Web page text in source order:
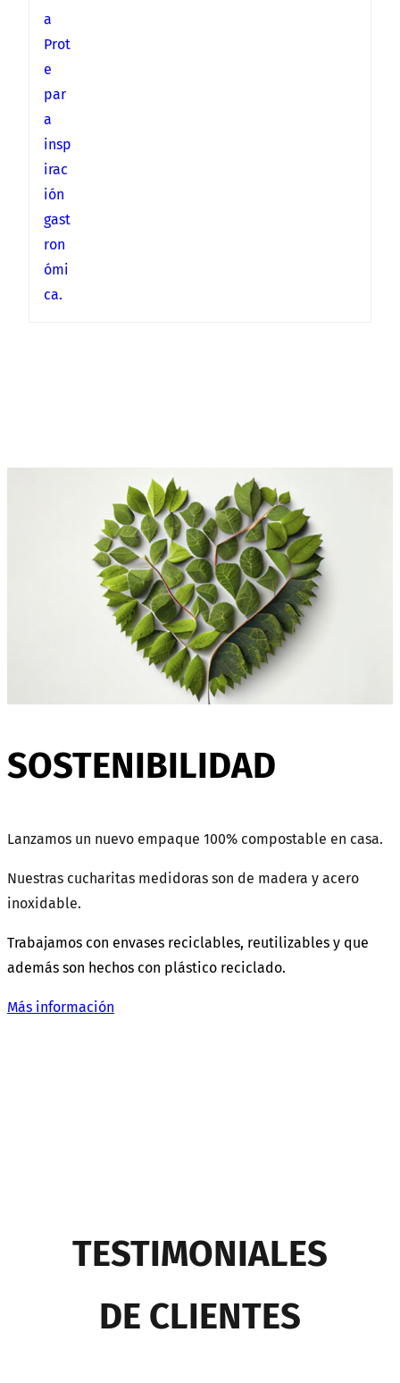
a
Prot
e
par
a
insp
irac
ión
gast
ron
ómi
ca.
SOSTENIBILIDAD
Lanzamos un nuevo empaque 100% compostable en casa.
Nuestras cucharitas medidoras son de madera y acero
inoxidable.
Trabajamos con envases reciclables, reutilizables y que
además son hechos con plástico reciclado.
Más información
TESTIMONIALES
DE CLIENTES